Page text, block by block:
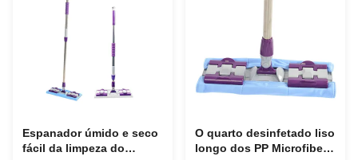
Espanador úmido e seco
fácil da limpeza do
O quarto desinfetado liso
longo dos PP Microfiber